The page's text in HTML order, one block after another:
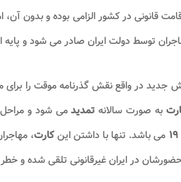
قانونی در کشور الزامی بوده و بدون
توسط دولت ایران صادر می شود و پایه
جدید در واقع نقش گذرنامه موقت را برای
به صورت سالانه تمدیدمی شود و
می باشد. تنها با داشتن اینکارت،
در ایران غیرقانونی تلقی شده و